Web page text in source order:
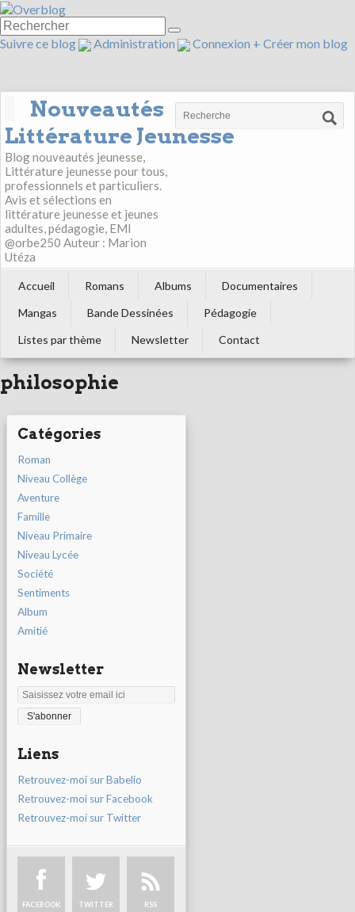
Suivre ce blog Administration Connexion + Créer mon blog
Nouveautés
Littérature Jeunesse
Blog nouveautés jeunesse,
Littérature jeunesse pour tous,
professionnels et particuliers.
Avis et sélections en
littérature jeunesse et jeunes
adultes, pédagogie, EMI
@orbe250 Auteur : Marion
Utéza
Accueil Romans Albums
Documentaires
Mangas
Bande Dessinées
Pédagogie
Listes par thème
Newsletter Contact
philosophie
Catégories
Roman
Niveau Collège
Aventure
Famille
Niveau Primaire
Niveau Lycée
Société
Sentiments
Album
Amitié
Newsletter
Liens
Retrouvez-moi sur Babelio
Retrouvez-moi sur Facebook
Retrouvez-moi sur Twitter
FACEBOOK TWITTER RSS